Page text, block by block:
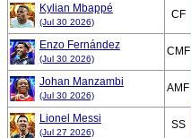
Kylian Mbappé
(Jul 30 2026)
CF
Enzo Fernández
(Jul 30 2026)
CMF
Johan Manzambi
(Jul 30 2026)
AMF
Lionel Messi
(Jul 27 2026)
SS